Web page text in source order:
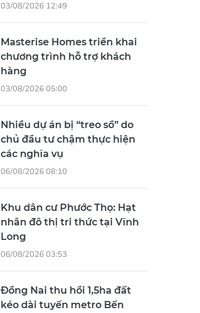
03/08/2026 12:49
Masterise Homes triển khai
chương trình hỗ trợ khách
hàng
03/08/2026 05:00
Nhiều dự án bị “treo sổ” do
chủ đầu tư chậm thực hiện
các nghĩa vụ
06/08/2026 08:10
Khu dân cư Phước Thọ: Hạt
nhân đô thị tri thức tại Vĩnh
Long
06/08/2026 03:53
Đồng Nai thu hồi 1,5ha đất
kéo dài tuyến metro Bến